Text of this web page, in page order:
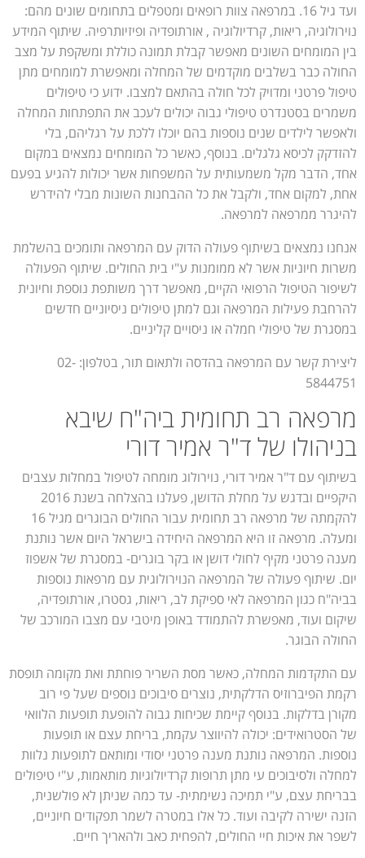
ועד גיל 16. במרפאה צוות רופאים ומטפלים בתחומים שונים מהם:
נוירולוגיה, ריאות, קרדיולוגיה , אורתופדיה ופיזיותרפיה. שיתוף המידע
בין המומחים השונים מאפשר קבלת תמונה כוללת ומשקפת על מצב
החולה כבר בשלבים מוקדמים של המחלה ומאפשרת למומחים מתן
טיפול פרטני ומדויק לכל חולה בהתאם למצבו. ידוע כי טיפולים
משמרים בסטנדרט טיפולי גבוה יכולים לעכב את התפתחות המחלה
ולאפשר לילדים שנים נוספות בהם יוכלו ללכת על רגליהם, בלי
להזדקק לכיסא גלגלים. בנוסף, כאשר כל המומחים נמצאים במקום
אחד, הדבר מקל משמעותית על המשפחות אשר יכולות להגיע בפעם
אחת, למקום אחד, ולקבל את כל ההבחנות השונות מבלי להידרש
להיגרר ממרפאה למרפאה.
אנחנו נמצאים בשיתוף פעולה הדוק עם המרפאה ותומכים בהשלמת
משרות חיוניות אשר לא ממומנות ע"י בית החולים. שיתוף הפעולה
לשיפור הטיפול הרפואי הקיים, מאפשר דרך משותפת נוספת וחיונית
להרחבת פעילות המרפאה וגם למתן טיפולים ניסיוניים חדשים
במסגרת של טיפולי חמלה או ניסויים קליניים.
ליצירת קשר עם המרפאה בהדסה ולתאום תור, בטלפון: 02-
5844751
מרפאה רב תחומית ביה"ח שיבא
בניהולו של ד"ר אמיר דורי
בשיתוף עם ד"ר אמיר דורי, נוירולוג מומחה לטיפול במחלות עצבים
היקפיים ובדגש על מחלת הדושן, פעלנו בהצלחה בשנת 2016
להקמתה של מרפאה רב תחומית עבור החולים הבוגרים מגיל 16
ומעלה. מרפאה זו היא המרפאה היחידה בישראל היום אשר נותנת
מענה פרטני מקיף לחולי דושן או בקר בוגרים- במסגרת של אשפוז
יום. שיתוף פעולה של המרפאה הנוירולוגית עם מרפאות נוספות
בביה"ח כגון המרפאה לאי ספיקת לב, ריאות, גסטרו, אורתופדיה,
שיקום ועוד, מאפשרת להתמודד באופן מיטבי עם מצבו המורכב של
החולה הבוגר.
עם התקדמות המחלה, כאשר מסת השריר פוחתת ואת מקומה תופסת
רקמת הפיברוזיס הדלקתית, נוצרים סיבוכים נוספים שעל פי רוב
מקורן בדלקות. בנוסף קיימת שכיחות גבוה להופעת תופעות הלוואי
של הסטרואידים: יכולה להיווצר עקמת, בריחת עצם או תופעות
נוספות. המרפאה נותנת מענה פרטני יסודי ומותאם לתופעות נלוות
למחלה ולסיבוכים עי מתן תרופות קרדיולוגיות מותאמות, ע"י טיפולים
בבריחת עצם, ע"י תמיכה נשימתית- עד כמה שניתן לא פולשנית,
הזנה ישירה לקיבה ועוד. כל אלו במטרה לשמר תפקודים חיוניים,
לשפר את איכות חיי החולים, להפחית כאב ולהאריך חיים.